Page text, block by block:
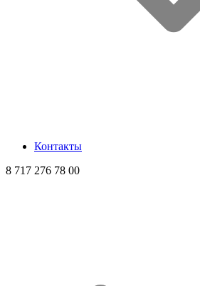
Контакты
8 717 276 78 00